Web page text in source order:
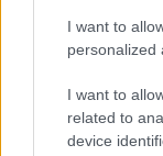
I want to
personalized
I want to
related to
device
υπουργείου
έκτακτη
εξετάσει τα
δεδομένα